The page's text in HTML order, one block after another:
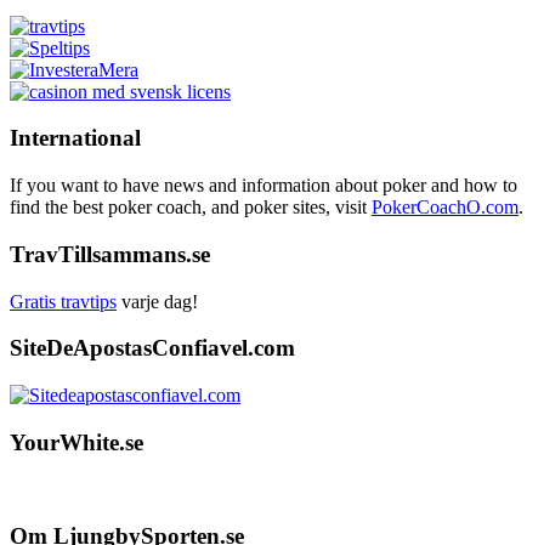
International
If you want to have news and information about poker and how to
find the best poker coach, and poker sites, visit PokerCoachO.com.
TravTillsammans.se
Gratis travtips varje dag!
SiteDeApostasConfiavel.com
YourWhite.se
Footer
Om LjungbySporten.se